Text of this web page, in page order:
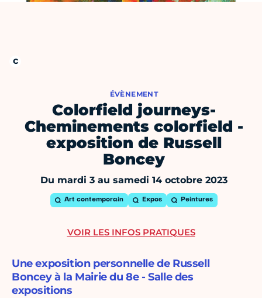
ÉVÈNEMENT
Colorfield journeys-
Cheminements colorfield -
exposition de Russell
Boncey
Du mardi 3 au samedi 14 octobre 2023
Art contemporain Expos Peintures
Une exposition personnelle de Russell
Boncey à la Mairie du 8e - Salle des
expositions
VOIR LES INFOS PRATIQUES